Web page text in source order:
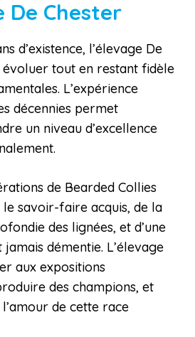
De Chester
d’existence, l’élevage De
évoluer tout en restant fidèle
L’expérience
décennies permet
un niveau d’excellence
de Bearded Collies
savoir-faire acquis, de la
des lignées, et d’une
jamais démentie. L’élevage
aux expositions
des champions, et
de cette race